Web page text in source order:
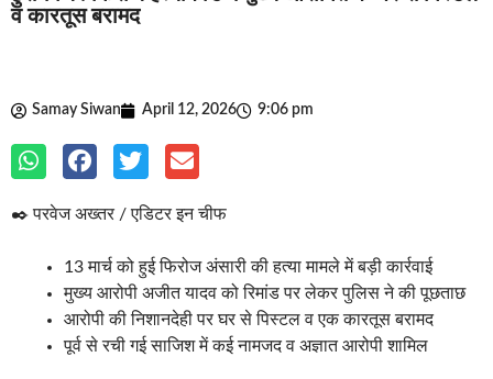
व कारतूस बरामद
Samay Siwan April 12, 2026 9:06 pm
✒️ परवेज अख्तर / एडिटर इन चीफ
13 मार्च को हुई फिरोज अंसारी की हत्या मामले में बड़ी कार्रवाई
मुख्य आरोपी अजीत यादव को रिमांड पर लेकर पुलिस ने की पूछताछ
आरोपी की निशानदेही पर घर से पिस्टल व एक कारतूस बरामद
पूर्व से रची गई साजिश में कई नामजद व अज्ञात आरोपी शामिल